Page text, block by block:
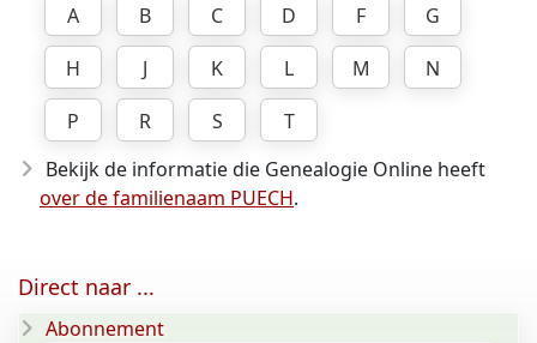
A
B C D F
G
H
J K L M
N
P
R S
T
Bekijk de informatie die Genealogie Online heeft
over de familienaam PUECH.
Direct naar ...
Abonnement